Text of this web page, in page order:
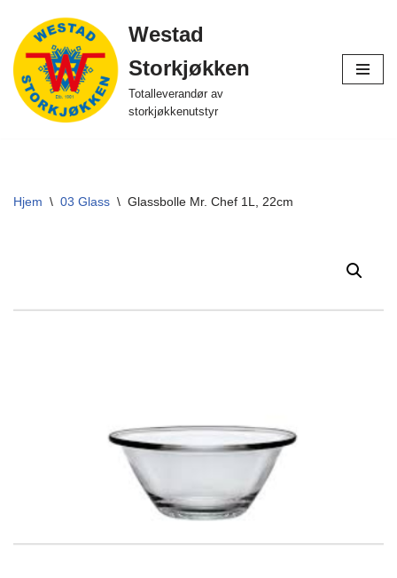
Hopp
til
innholdet
Westad
Storkjøkken
Totalleverandør av
storkjøkkenutstyr
Hjem \ 03 Glass \ Glassbolle Mr. Chef 1L, 22cm